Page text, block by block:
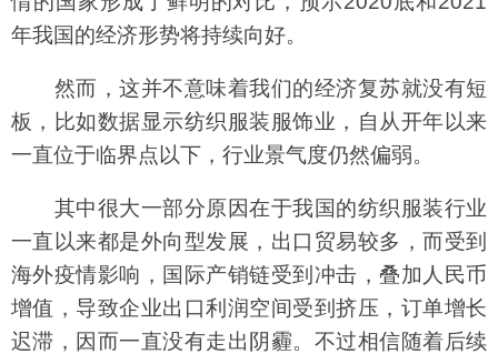
年我国的经济形势将持续向好。
然而，这并不意味着我们的经济复苏就没有短
板，比如数据显示纺织服装服饰业，自从开年以来
一直位于临界点以下，行业景气度仍然偏弱。
其中很大一部分原因在于我国的纺织服装行业
一直以来都是外向型发展，出口贸易较多，而受到
海外疫情影响，国际产销链受到冲击，叠加人民币
增值，导致企业出口利润空间受到挤压，订单增长
迟滞，因而一直没有走出阴霾。不过相信随着后续